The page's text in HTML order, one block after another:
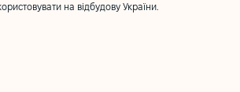
на відбудову України.